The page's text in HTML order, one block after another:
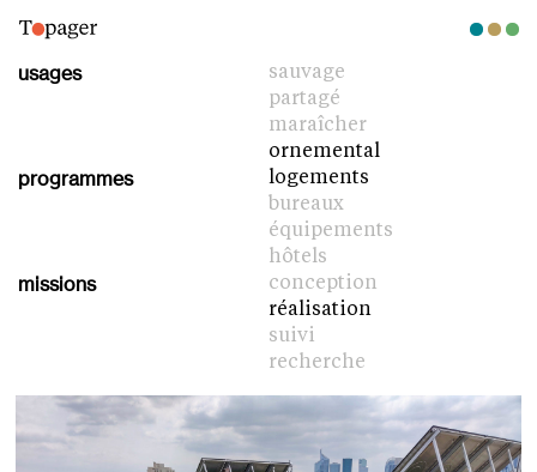
usages
sauvage
partagé
maraîcher
ornemental
programmes
logements
bureaux
équipements
hôtels
missions
conception
réalisation
suivi
recherche